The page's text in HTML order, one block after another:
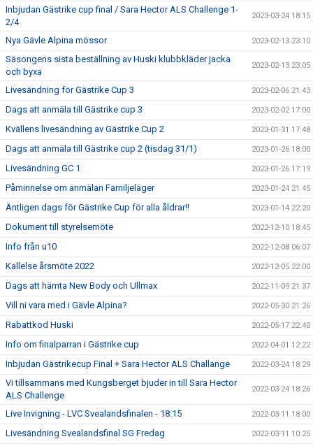
Inbjudan Gästrike cup final / Sara Hector ALS Challenge 1-
2/4
2023-03-24 18:15
Nya Gävle Alpina mössor 2023-02-13 23:10
Säsongens sista beställning av Huski klubbkläder jacka
och byxa
2023-02-13 23:05
Livesändning för Gästrike Cup 3 2023-02-06 21:43
Dags att anmäla till Gästrike cup 3 2023-02-02 17:00
Kvällens livesändning av Gästrike Cup 2 2023-01-31 17:48
Dags att anmäla till Gästrike cup 2 (tisdag 31/1) 2023-01-26 18:00
Livesändning GC 1 2023-01-26 17:19
Påminnelse om anmälan Familjeläger 2023-01-24 21:45
Äntligen dags för Gästrike Cup för alla åldrar!! 2023-01-14 22:20
Dokument till styrelsemöte 2022-12-10 18:45
Info från u10 2022-12-08 06:07
Kallelse årsmöte 2022 2022-12-05 22:00
Dags att hämta New Body och Ullmax 2022-11-09 21:37
Vill ni vara med i Gävle Alpina? 2022-05-30 21:26
Rabattkod Huski 2022-05-17 22:40
Info om finalparran i Gästrike cup 2022-04-01 12:22
Inbjudan Gästrikecup Final + Sara Hector ALS Challange 2022-03-24 18:29
Vi tillsammans med Kungsberget bjuder in till Sara Hector
ALS Challenge
2022-03-24 18:26
Live Invigning - LVC Svealandsfinalen - 18:15 2022-03-11 18:00
Livesändning Svealandsfinal SG Fredag 2022-03-11 10:25